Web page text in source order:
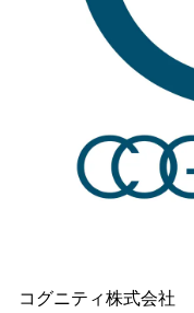
コグニティ株式会社